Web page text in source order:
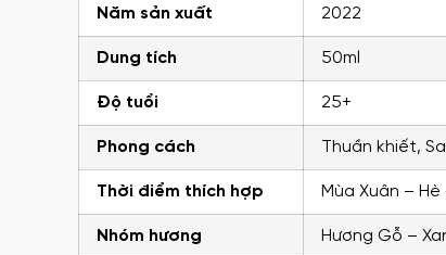
Năm sản xuất 2022
Dung tích 50ml
Độ tuổi 25+
Phong cách Thuần khiết,
Thời điểm thích hợp Mùa Xuân –
Nhóm hương Hương Gỗ –